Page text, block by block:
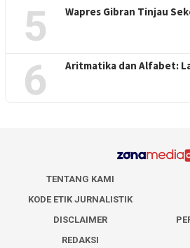
5 Wapres Gibran Tinjau
6 Aritmatika dan Alfabet:
TENTANG KAMI
KODE ETIK JURNALISTIK
DISCLAIMER
REDAKSI